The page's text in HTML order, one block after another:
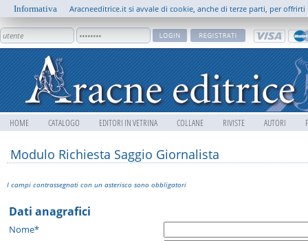
HOME CATALOGO EDITORI IN VETRINA COLLANE RIVISTE AUTORI
Modulo Richiesta Saggio Giornalista
I campi contrassegnati con un asterisco sono obbligatori
Dati anagrafici
Nome*
Informativa Aracneeditrice.it si avvale di cookie, anche di terze parti, per